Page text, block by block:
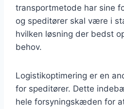
transportmetode har sine
og speditører skal være i
hvilken løsning der bedst
behov.
Logistikoptimering er en
for speditører. Dette
hele forsyningskæden for